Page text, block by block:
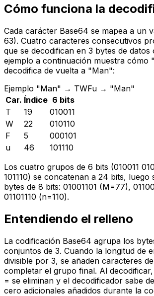
Cómo funciona la
Cada carácter Base64 se mapea a un
63). Cuatro caracteres consecutivos
que se decodifican en 3 bytes de datos
ejemplo a continuación muestra cómo
decodifica de vuelta a "Man":
Ejemplo "Man" → TWFu → "Man"
Car. Índice 6 bits
T
19
010011
W
22
010110
F
5
000101
u
46
101110
Los cuatro grupos de 6 bits (010011
101110) se concatenan a 24 bits, luego
bytes de 8 bits: 01001101 (M=77),
01101110 (n=110).
Entendiendo el relleno
La codificación Base64 agrupa los
conjuntos de 3. Cuando la longitud de
divisible por 3, se añaden caracteres
completar el grupo final. Al
= se eliminan y el decodificador sabe
cero adicionales añadidos durante la